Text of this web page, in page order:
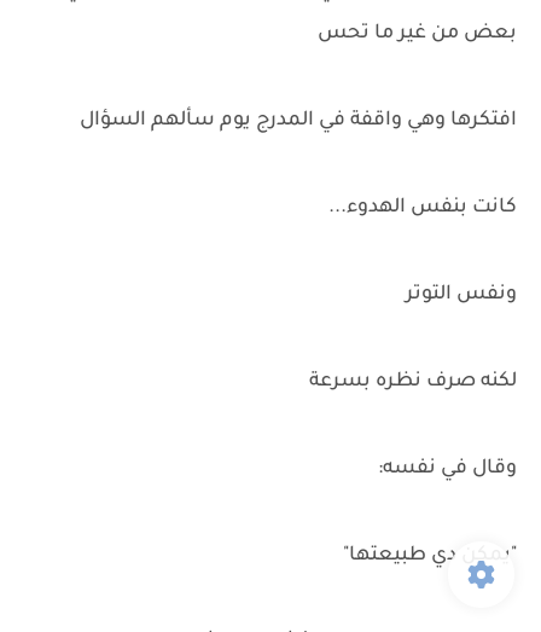
بعض من غير ما تحس
افتكرها وهي واقفة في المدرج يوم سألهم السؤال
كانت بنفس الهدوء...
ونفس التوتر
لكنه صرف نظره بسرعة
وقال في نفسه:
"يمكن دي طبيعتها"